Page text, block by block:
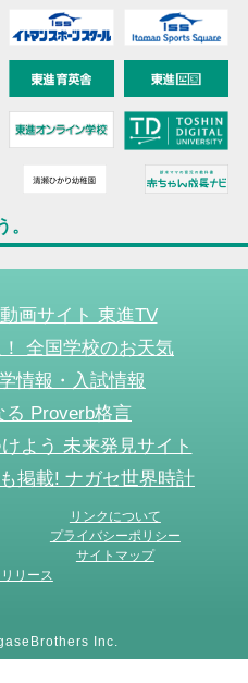
。
画サイト 東進TV
全国学校のお天気
情報・入試情報
る Proverb格言
よう 未来発見サイト
掲載! ナガセ世界時計
リンクについて
プライバシーポリシー
サイトマップ
リース
Inc.